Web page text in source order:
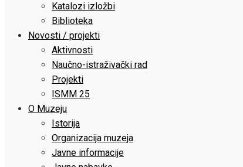
Katalozi izložbi
Biblioteka
Novosti / projekti
Aktivnosti
Naučno-istraživački rad
Projekti
ISMM 25
O Muzeju
Istorija
Organizacija muzeja
Javne informacije